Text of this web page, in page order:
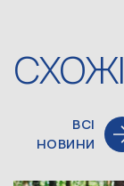
ВСІ
НОВИНИ